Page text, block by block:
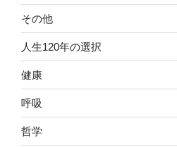
その他
人生120年の選択
健康
呼吸
哲学